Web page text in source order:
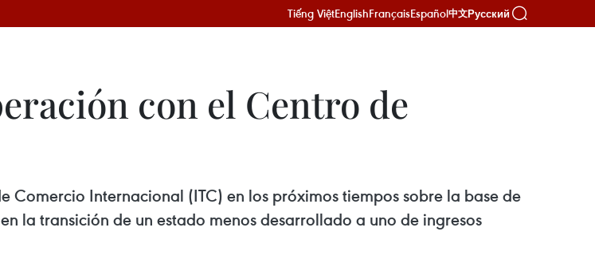
Tiếng ViệtEnglishFrançaisEspañol中文Русский
con el Centro de
Internacional (ITC) en los próximos tiempos sobre la base de
la transición de un estado menos desarrollado a uno de ingresos